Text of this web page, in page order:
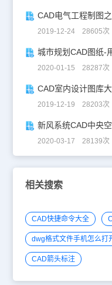
CAD电气工程制图
2019-12-24 28605次
城市规划CAD图纸-
2020-01-15 28287次
CAD室内设计图库
2019-12-19 28203次
新风系统CAD中央
2020-03-17 28139次
相关搜索
CAD快捷命令大全
dwg格式文件手机怎么打
CAD箭头标注